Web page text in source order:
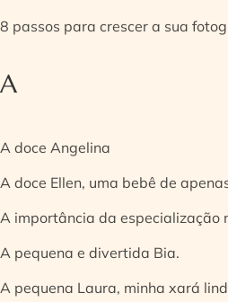
8 passos para crescer a sua
A
A doce Angelina
A doce Ellen, uma bebê de
A importância da
A pequena e divertida Bia.
A pequena Laura, minha xará